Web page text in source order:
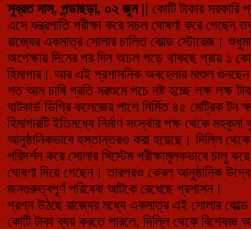
সুব্রত দাস, গন্ডাছড়া, ০২ জুন || কোটি টাকার সরকারি
এসে যন্ত্রপাতি পরীক্ষা করে সচল ঘোষণা করে গেছেন
রাজ্যের একমাত্র সোলার চালিত কোল্ড স্টোরেজ।
অপেক্ষায় দিনের পর দিন অচল পড়ে থাকছে প্রায় ১
হিমাগার। আর এই প্রশাসনিক অবহেলার মাশুল
শত আম চাষি প্রতি মরশুমে পচে নষ্ট হচ্ছে লক্ষ লক্ষ
ঘাটকার্ড ডিগ্রি কলেজের পাশে নির্মিত ৪৫ মেট্রিক
হিমাগারটি ইতিমধ্যে নির্মাণ সংস্থার পক্ষ থেকে
আনুষ্ঠানিকভাবে হস্তান্তরও করা হয়েছে। দিল্লি
পরিদর্শন করে সোলার সিস্টেম পরীক্ষামূলকভাবে চালু
ঘোষণা দিয়ে গেছেন। তারপরও কেবল আনুষ্ঠানিক
জনগুরুত্বপূর্ণ পরিষেবা আটকে রেখেছে প্রশাসন।
প্রশ্ন উঠছে রাজ্যের মধ্যে একমাত্র এই সোলার কোল্ড
কোটি টাকা ব্যয় করতে পারলে, দিল্লি থেকে বিশেষজ্ঞ